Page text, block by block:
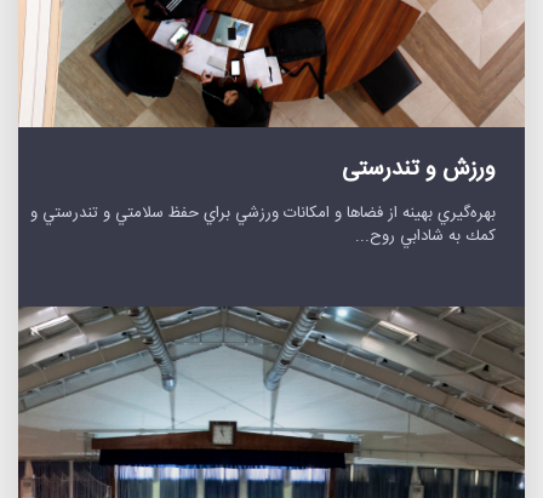
ورزش و تندرستی
بهره‌گيري بهينه از فضاها و امكانات ورزشي براي حفظ سلامتي و تندرستي و
كمك به شادابي روح...